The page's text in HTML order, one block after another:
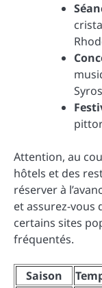
Attention, au
hôtels et des
réserver à
et assurez-vous
certains sites
fréquentés.
Saison